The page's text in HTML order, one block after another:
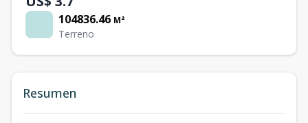
104836.46 M²
Terreno
Resumen